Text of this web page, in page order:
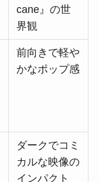
cane』の世
界観
前向きで軽や
かなポップ感
ダークでコミ
カルな映像の
インパクト